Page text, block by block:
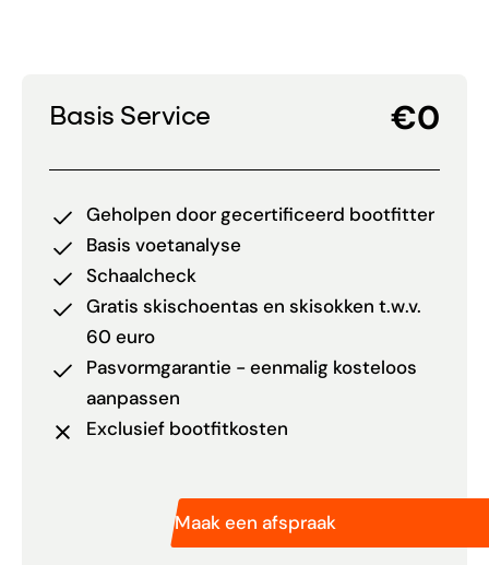
Basis Service €0
Geholpen door gecertificeerd bootfitter
Basis voetanalyse
Schaalcheck
Gratis skischoentas en skisokken t.w.v.
60 euro
Pasvormgarantie - eenmalig kosteloos
aanpassen
Exclusief bootfitkosten
Maak een afspraak